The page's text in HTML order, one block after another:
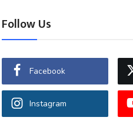
Follow Us
Facebook
Instagram